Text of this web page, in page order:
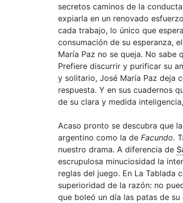
secretos caminos de la
expiarla en un renovado
cada trabajo, lo único que
consumación de su esperanza,
María Paz no se queja. No sabe
Prefiere discurrir y purificar su
y solitario, José María Paz deja
respuesta. Y en sus cuadernos
de su clara y medida
Acaso pronto se descubra que
argentino como la de Facundo.
nuestro drama. A diferencia de
escrupulosa minuciosidad la
reglas del juego. En La Tablada
superioridad de la razón: no
que boleó un día las patas de